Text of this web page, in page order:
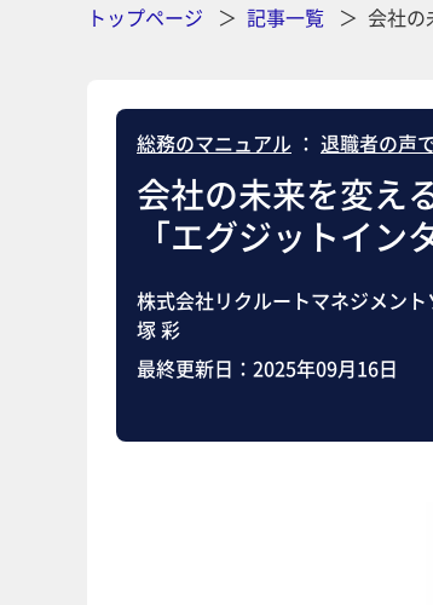
トップページ
記事一覧 会社の
総務のマニュアル ： 退職者の声
会社の未来を変え
「エグジットイ
株式会社リクルートマネジメン
塚 彩
最終更新日： 2025年09月16日